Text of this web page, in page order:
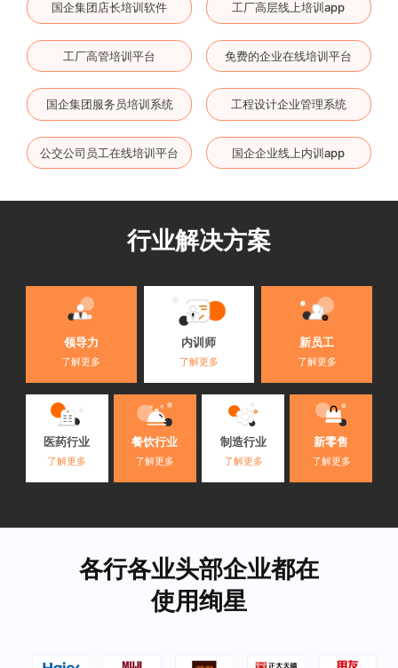
国企集团店长培训软件 工厂高层线上培训app
工厂高管培训平台 免费的企业在线培训平台
国企集团服务员培训系统 工程设计企业管理系统
公交公司员工在线培训平台 国企企业线上内训app
行业解决方案
领导力
了解更多
内训师
了解更多
新员工
了解更多
医药行业
了解更多
餐饮行业
了解更多
制造行业
了解更多
新零售
了解更多
各行各业头部企业都在
使用绚星